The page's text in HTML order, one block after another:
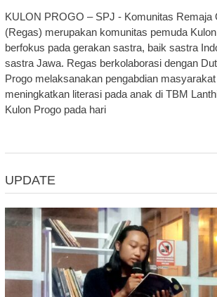
KULON PROGO – SPJ - Komunitas Remaja
(Regas) merupakan komunitas pemuda
berfokus pada gerakan sastra, baik sastra
sastra Jawa. Regas berkolaborasi dengan
Progo melaksanakan pengabdian
meningkatkan literasi pada anak di TBM
Kulon Progo pada hari
UPDATE